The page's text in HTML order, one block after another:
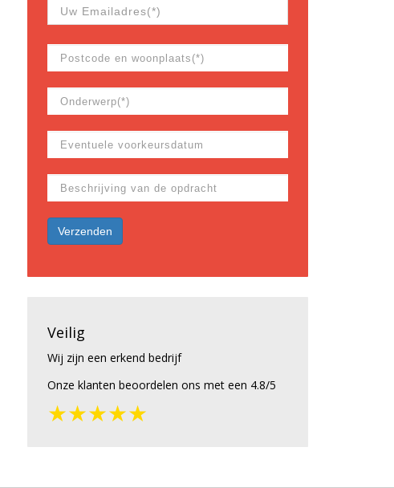
Veilig
Wij zijn een erkend bedrijf
Onze klanten beoordelen ons met een 4.8/5
★★★★★